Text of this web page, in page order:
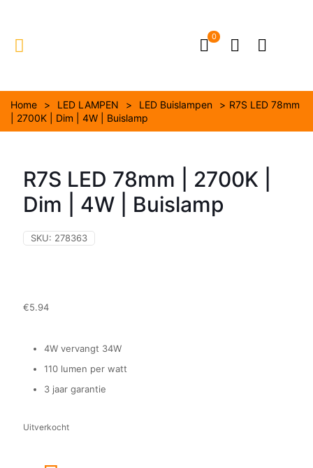
0
Home > LED LAMPEN > LED Buislampen > R7S LED 78mm
| 2700K | Dim | 4W | Buislamp
R7S LED 78mm | 2700K |
Dim | 4W | Buislamp
SKU: 278363
€5.94
4W vervangt 34W
110 lumen per watt
3 jaar garantie
Uitverkocht